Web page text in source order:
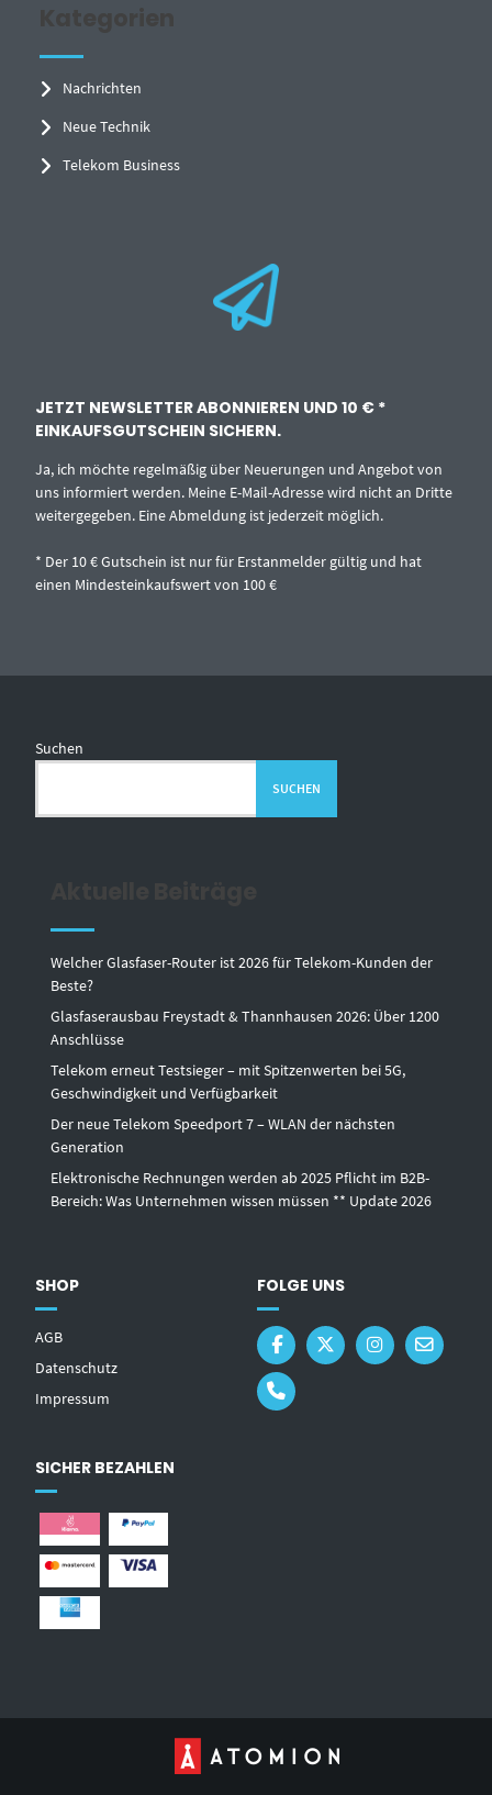
Kategorien
Nachrichten
Neue Technik
Telekom Business
JETZT NEWSLETTER ABONNIEREN UND 10 € *
EINKAUFSGUTSCHEIN SICHERN.
Ja, ich möchte regelmäßig über Neuerungen und Angebot von
uns informiert werden. Meine E-Mail-Adresse wird nicht an Dritte
weitergegeben. Eine Abmeldung ist jederzeit möglich.
* Der 10 € Gutschein ist nur für Erstanmelder gültig und hat
einen Mindesteinkaufswert von 100 €
Suchen
SUCHEN
Welcher Glasfaser-Router ist 2026 für Telekom-Kunden der
Beste?
Glasfaserausbau Freystadt & Thannhausen 2026: Über 1200
Anschlüsse
Telekom erneut Testsieger – mit Spitzenwerten bei 5G,
Geschwindigkeit und Verfügbarkeit
Der neue Telekom Speedport 7 – WLAN der nächsten
Generation
Elektronische Rechnungen werden ab 2025 Pflicht im B2B-
Bereich: Was Unternehmen wissen müssen ** Update 2026
SHOP
AGB
Datenschutz
Impressum
FOLGE UNS
SICHER BEZAHLEN